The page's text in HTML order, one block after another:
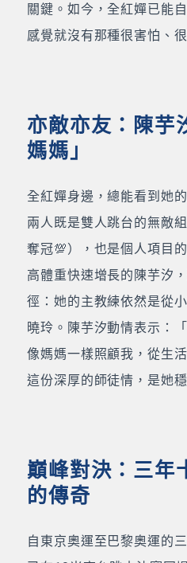
關鍵。如今，全紅嬋已能
感覺就沒有那種很害怕、
亦敵亦友：陳芋
媽媽」
全紅嬋身邊，總能看到她
兩人既是雙人跳台的無敵
奪冠💯），也是個人項目
高體重快速增長的陳芋汐
徑：她的主教練依然是從
曉玲。陳芋汐動情表示：
像媽媽一樣照顧我，從生
這份深厚的師徒情，是她
巔峰對決：三年
的傳奇
自東京奧運至巴黎奧運的